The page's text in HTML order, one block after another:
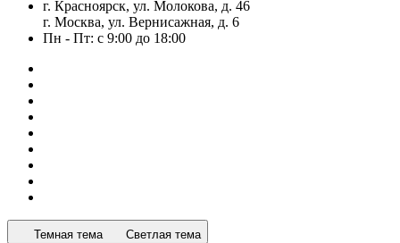
г. Красноярск, ул. Молокова, д. 46
г. Москва, ул. Вернисажная, д. 6
Пн - Пт: с 9:00 до 18:00
Темная тема Светлая тема